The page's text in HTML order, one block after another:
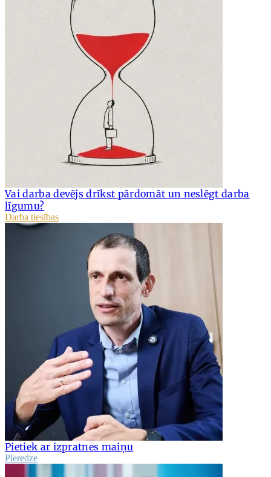
Vai darba devējs drīkst pārdomāt un neslēgt darba
līgumu?
Darba tiesības
Pietiek ar izpratnes maiņu
Pieredze